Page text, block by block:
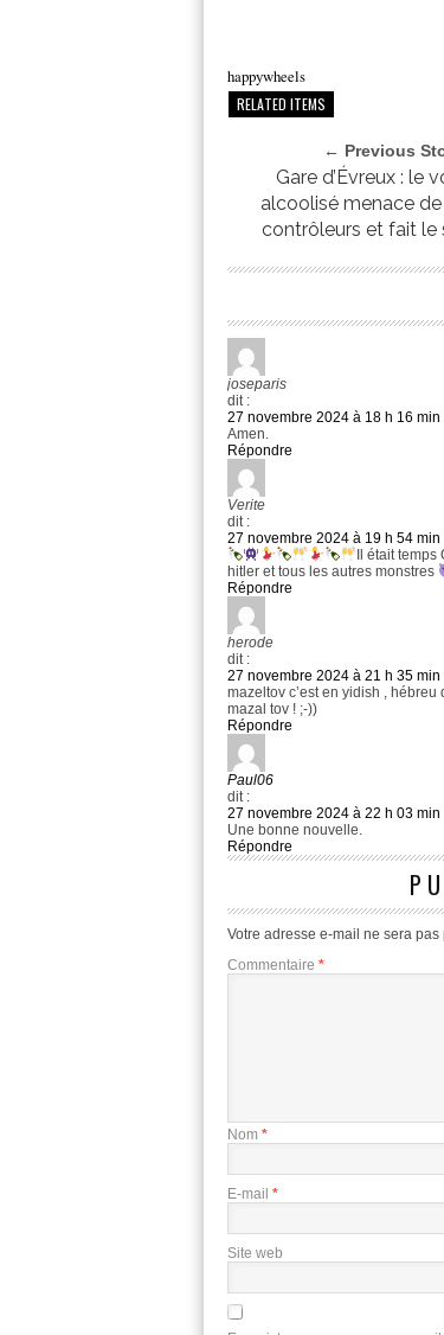
happywheels
RELATED ITEMS
← Previous
Gare d’Évreux : le
alcoolisé menace
contrôleurs et fait le
joseparis
dit :
27 novembre 2024 à 18 h 16 min
Amen.
Répondre
Verite
dit :
27 novembre 2024 à 19 h 54 min
Il était temps
hitler et tous les autres monstres
Répondre
herode
dit :
27 novembre 2024 à 21 h 35 min
mazeltov c’est en yidish ,
mazal tov ! ;-))
Répondre
Paul06
dit :
27 novembre 2024 à 22 h 03 min
Une bonne nouvelle.
Répondre
Votre adresse e-mail ne sera pas
Commentaire *
Nom *
E-mail *
Site web